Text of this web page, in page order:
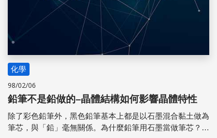
化學
98/02/06
鉛筆不是鉛做的–晶體結構如何影響晶體特性
除了彩色鉛筆外，黑色鉛筆基本上都是以石墨混合黏土做為
筆芯，與「鉛」毫無關係。為什麼鉛筆用石墨當做筆芯？這